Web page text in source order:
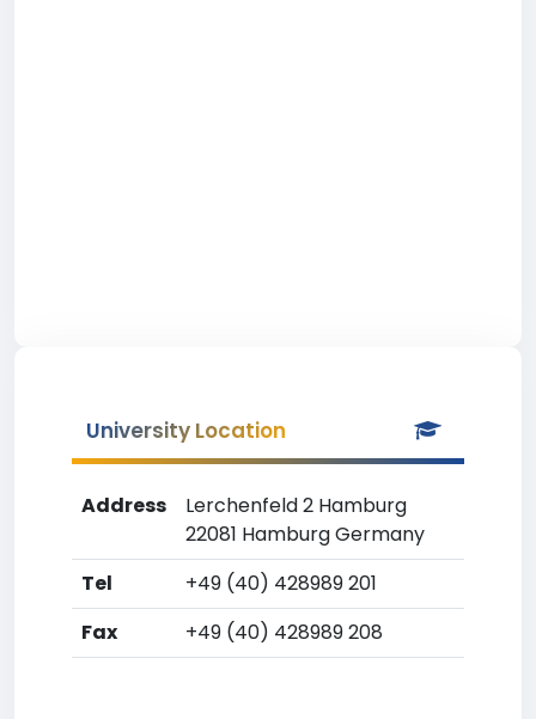
University Location
Address
Lerchenfeld 2 Hamburg
22081 Hamburg Germany
Tel
+49 (40) 428989 201
Fax
+49 (40) 428989 208